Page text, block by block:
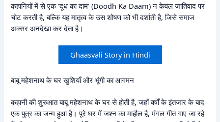
कहानियों में से एक ‘दूध का दाम’ (Doodh Ka Daam) न केवल जातिवाद पर
चोट करती है, बल्कि यह मातृत्व के उस शोषण को भी दर्शाती है, जिसे समाज
अक्सर अनदेखा कर देता है।
Ghaasvali Story in Hindi
बाबू महेशनाथ के घर खुशियाँ और भूंगी का आगमन
कहानी की शुरुआत बाबू महेशनाथ के घर से होती है, जहाँ वर्षों के इंतजार के बाद
एक पुत्र का जन्म हुआ है। पूरे घर में जश्न का माहौल है, मंगल गीत गाए जा रहे